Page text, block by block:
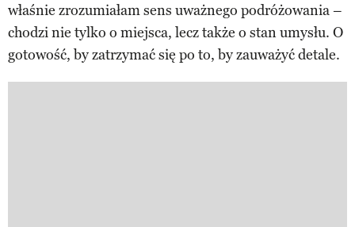
właśnie zrozumiałam sens uważnego podróżowania –
chodzi nie tylko o miejsca, lecz także o stan umysłu. O
gotowość, by zatrzymać się po to, by zauważyć detale.